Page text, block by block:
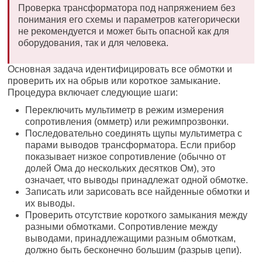
Проверка трансформатора под напряжением без
понимания его схемы и параметров категорически
не рекомендуется и может быть опасной как для
оборудования, так и для человека.
Основная задача идентифицировать все обмотки и
проверить их на обрыв или короткое замыкание.
Процедура включает следующие шаги:
Переключить мультиметр в режим измерения
сопротивления (омметр) или режимпрозвонки.
Последовательно соединять щупы мультиметра с
парами выводов трансформатора. Если прибор
показывает низкое сопротивление (обычно от
долей Ома до нескольких десятков Ом), это
означает, что выводы принадлежат одной обмотке.
Записать или зарисовать все найденные обмотки и
их выводы.
Проверить отсутствие короткого замыкания между
разными обмотками. Сопротивление между
выводами, принадлежащими разным обмоткам,
должно быть бесконечно большим (разрыв цепи).